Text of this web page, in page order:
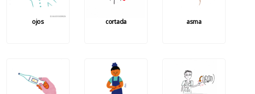
ojos cortada asma